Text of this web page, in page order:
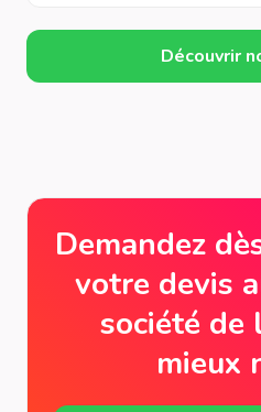
Découvrir
Demandez
votre devis
société de
mieux